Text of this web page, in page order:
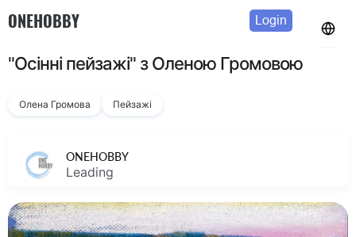
ONEHOBBY Login
"Осінні пейзажі" з Оленою Громовою
Олена Громова Пейзажі
ONEHOBBY
Leading